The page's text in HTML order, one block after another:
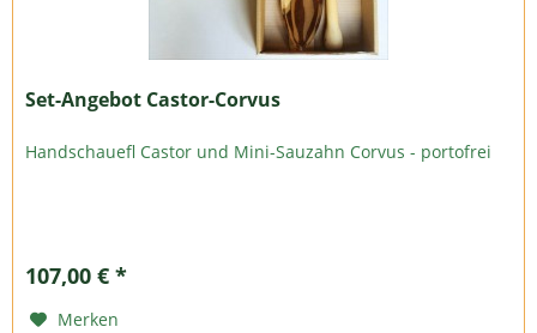
Set-Angebot Castor-Corvus
Handschauefl Castor und Mini-Sauzahn Corvus - portofrei
107,00 € *
Merken